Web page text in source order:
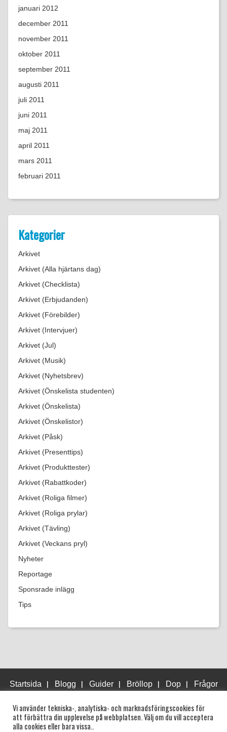
januari 2012
december 2011
november 2011
oktober 2011
september 2011
augusti 2011
juli 2011
juni 2011
maj 2011
april 2011
mars 2011
februari 2011
Kategorier
Arkivet
Arkivet (Alla hjärtans dag)
Arkivet (Checklista)
Arkivet (Erbjudanden)
Arkivet (Förebilder)
Arkivet (Intervjuer)
Arkivet (Jul)
Arkivet (Musik)
Arkivet (Nyhetsbrev)
Arkivet (Önskelista studenten)
Arkivet (Önskelista)
Arkivet (Önskelistor)
Arkivet (Påsk)
Arkivet (Presenttips)
Arkivet (Produkttester)
Arkivet (Rabattkoder)
Arkivet (Roliga filmer)
Arkivet (Roliga prylar)
Arkivet (Tävling)
Arkivet (Veckans pryl)
Nyheter
Reportage
Sponsrade inlägg
Tips
Startsida | Blogg | Guider | Bröllop | Dop |
Frågor
Copyright © 2022 Önskelista.se. Tjänsten drivs av Jakob Naredi
AB.
Vi använder tekniska-, analytiska- och marknadsföringscookies för
att förbättra din upplevelse på webbplatsen. Välj om du vill acceptera
alla cookies eller bara vissa..